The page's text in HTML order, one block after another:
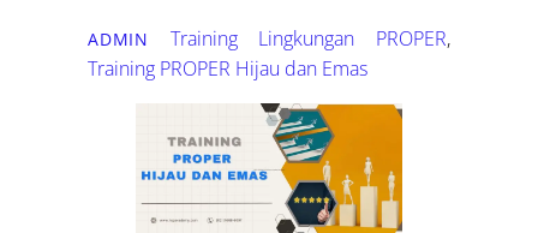
ADMIN Training Lingkungan PROPER,
Training PROPER Hijau dan Emas